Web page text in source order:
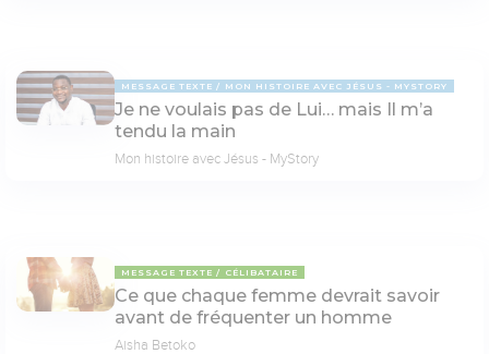
MESSAGE TEXTE MON HISTOIRE AVEC JÉSUS - MYSTORY
Je ne voulais pas de Lui… mais Il m’a
tendu la main
Mon histoire avec Jésus - MyStory
MESSAGE TEXTE CÉLIBATAIRE
Ce que chaque femme devrait savoir
avant de fréquenter un homme
Aisha Betoko